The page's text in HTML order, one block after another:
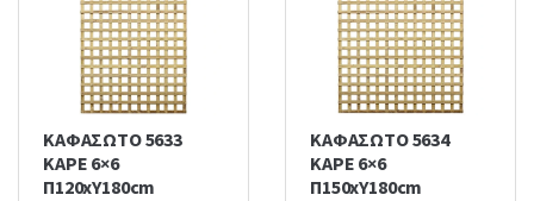
ΚΑΦΑΣΩΤΟ 5633
ΚΑΡΕ 6×6
Π120xΥ180cm
ΚΑΦΑΣΩΤΟ 5634
ΚΑΡΕ 6×6
Π150xΥ180cm